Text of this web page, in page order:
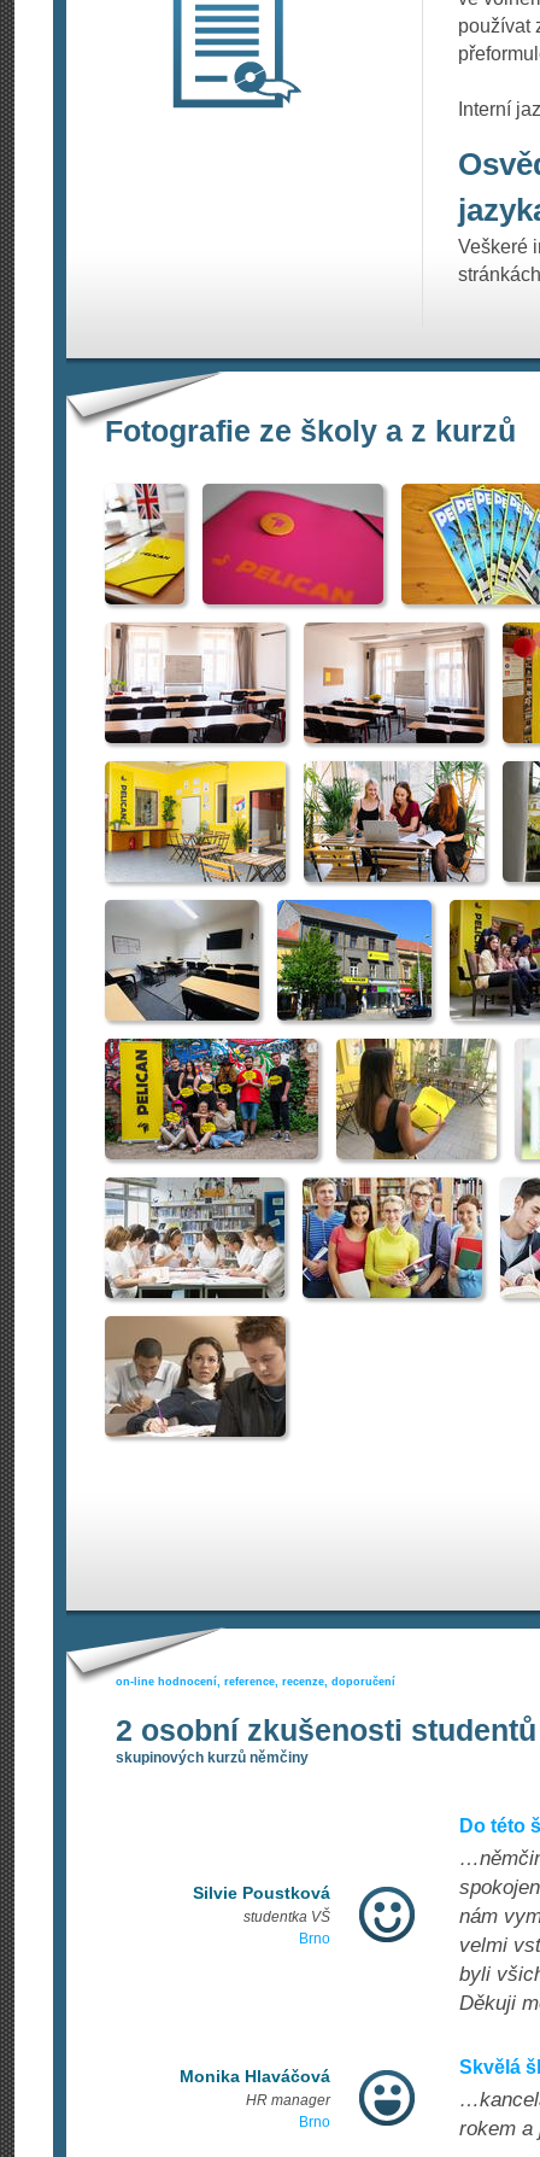
používat
Interní
Veškeré
Fotografie ze školy a z kurzů
on-line hodnocení, reference, recenze, doporučení
2 osobní zkušenosti studentů
skupinových kurzů němčiny
Silvie Poustková
studentka VŠ
Brno
Do této
nám
velmi
byli
Děkuji
Monika Hlaváčová
HR manager
Brno
Skvělá
rokem a